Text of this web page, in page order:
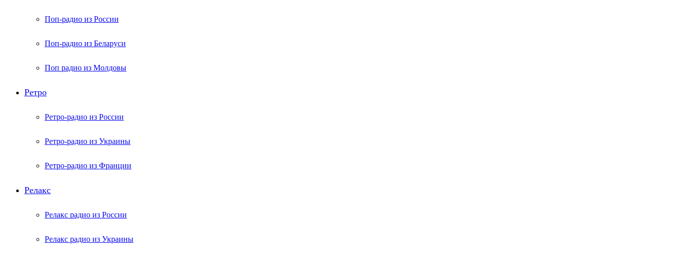
Поп-радио из России
Поп-радио из Беларуси
Поп радио из Молдовы
Ретро
Ретро-радио из России
Ретро-радио из Украины
Ретро-радио из Франции
Релакс
Релакс радио из России
Релакс радио из Украины